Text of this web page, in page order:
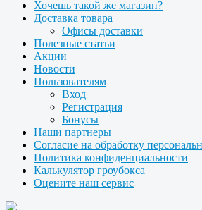
Хочешь такой же магазин?
Доставка товара
Офисы доставки
Полезные статьи
Акции
Новости
Пользователям
Вход
Регистрация
Бонусы
Наши партнеры
Согласие на обработку
Политика конфиденциальности
Калькулятор гроубокса
Оцените наш сервис